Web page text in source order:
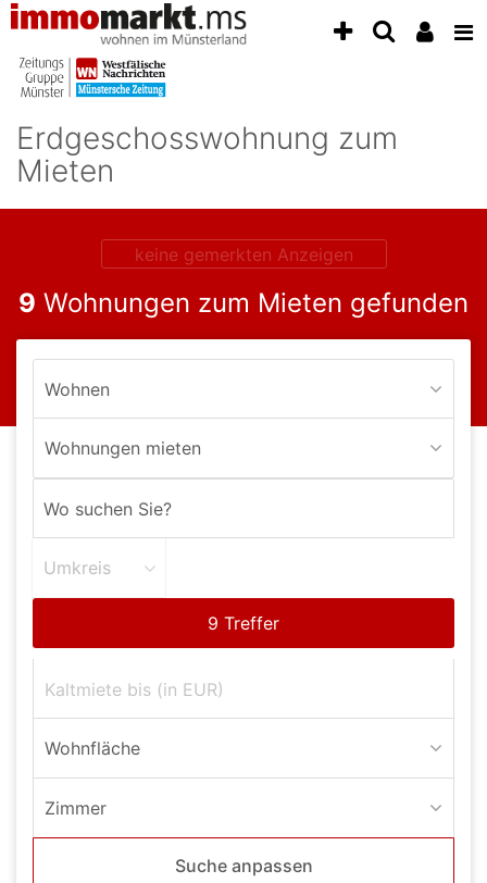
Accessibility
aktivieren
zur
zum
Inhalt
zum
Erdgeschosswohnung zum
Mieten
keine gemerkten Anzeigen
9 Wohnungen zum Mieten gefunden
Wohnen
Wohnungen mieten
Umkreis
Wohnfläche
Zimmer
Suche anpassen